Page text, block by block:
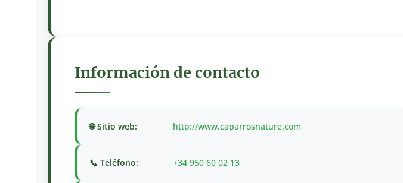
Información de contacto
🌐 Sitio web: http://www.caparrosnature.com
📞 Teléfono: +34 950 60 02 13